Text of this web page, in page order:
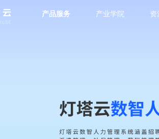
产品服务 产业学院 资